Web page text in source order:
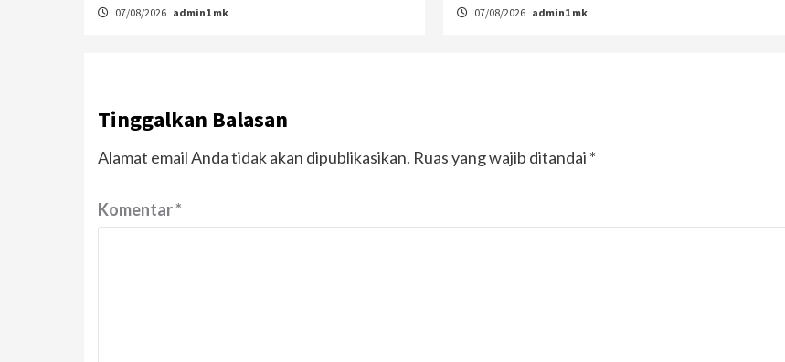
07/08/2026 admin1 mk 07/08/2026 admin1 mk
Tinggalkan Balasan
Alamat email Anda tidak akan dipublikasikan. Ruas yang wajib ditandai *
Komentar*